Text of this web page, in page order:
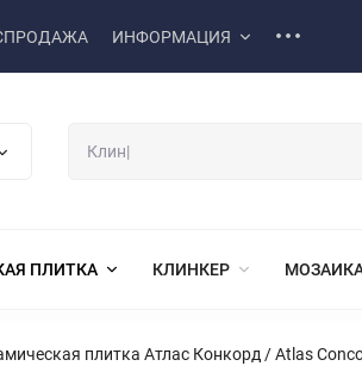
ИНФОРМАЦИЯ
ПЛИТКА КЛИНКЕР
плитка Атлас Конкорд / Atlas